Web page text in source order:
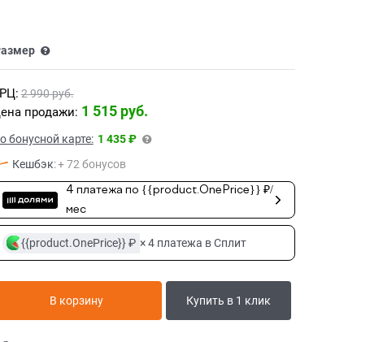
2 990 руб.
продажи: 1 515 руб.
бонусной карте: 1 435 ₽
Кешбэк:+ 72 бонусов
4 платежа по {{product.OnePrice}} ₽/
мес
{{product.OnePrice}} ₽ × 4 платежа в Сплит
В корзину Купить в 1 клик